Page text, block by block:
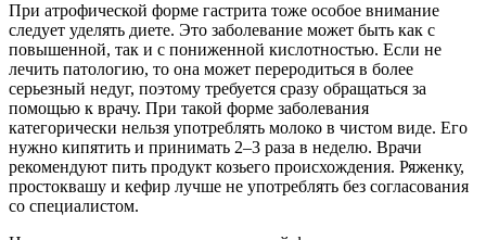
При атрофической форме гастрита тоже особое внимание
следует уделять диете. Это заболевание может быть как с
повышенной, так и с пониженной кислотностью. Если не
лечить патологию, то она может переродиться в более
серьезный недуг, поэтому требуется сразу обращаться за
помощью к врачу. При такой форме заболевания
категорически нельзя употреблять молоко в чистом виде. Его
нужно кипятить и принимать 2–3 раза в неделю. Врачи
рекомендуют пить продукт козьего происхождения. Ряженку,
простоквашу и кефир лучше не употреблять без согласования
со специалистом.